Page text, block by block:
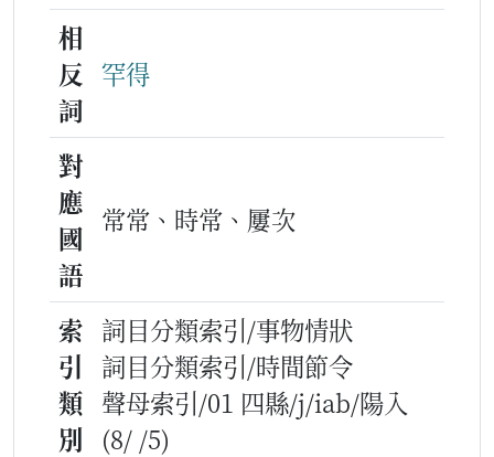
相
反
詞
罕得
對
應
國
語
常常、時常、屢次
索
引
類
別
詞目分類索引/事物情狀
詞目分類索引/時間節令
聲母索引/01 四縣/j/iab/陽入
(8/ /5)